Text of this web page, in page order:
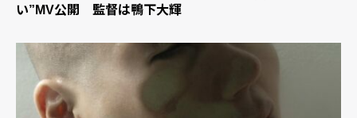
い”MV公開 監督は鴨下大輝